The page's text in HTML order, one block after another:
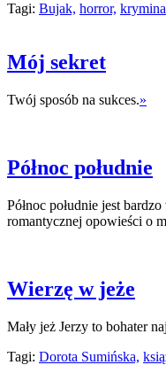
Tagi: Bujak, horror,
Mój sekret
Twój sposób na sukces.»
Północ południe
Północ południe jest
romantycznej opowieści o
Wierzę w jeże
Mały jeż Jerzy to bohater
Tagi: Dorota Sumińska,